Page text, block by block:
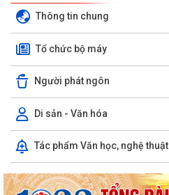
Thông tin chung
Tổ chức bộ máy
Người phát ngôn
Di sản - Văn hóa
Tác phẩm Văn học, nghệ thuật